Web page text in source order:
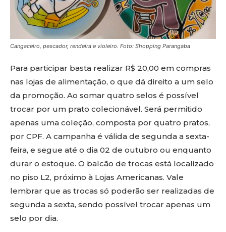
Cangaceiro, pescador, rendeira e violeiro. Foto: Shopping Parangaba
Para participar basta realizar R$ 20,00 em compras
nas lojas de alimentação, o que dá direito a um selo
da promoção. Ao somar quatro selos é possível
trocar por um prato colecionável. Será permitido
apenas uma coleção, composta por quatro pratos,
por CPF. A campanha é válida de segunda a sexta-
feira, e segue até o dia 02 de outubro ou enquanto
durar o estoque. O balcão de trocas está localizado
no piso L2, próximo à Lojas Americanas. Vale
lembrar que as trocas só poderão ser realizadas de
segunda a sexta, sendo possível trocar apenas um
selo por dia.